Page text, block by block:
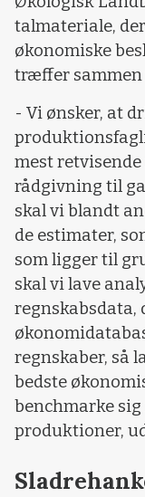
talmateriale,
økonomiske
træffer sammen
- Vi ønsker, at
mest
rådgivning til
skal vi blandt
de estimater,
som ligger til
skal vi lave
regnskabsdata,
regnskaber, så
bedste
benchmarke
produktioner,